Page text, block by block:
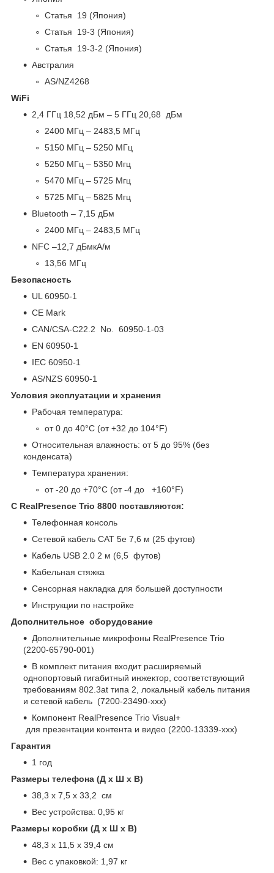
Статья 19 (Япония)
Статья 19-3 (Япония)
Статья 19-3-2 (Япония)
Австралия
AS/NZ4268
WiFi
2,4 ГГц 18,52 дБм – 5 ГГц 20,68 дБм
2400 МГц – 2483,5 МГц
5150 МГц – 5250 МГц
5250 МГц – 5350 Мгц
5470 МГц – 5725 Мгц
5725 МГц – 5825 Мгц
Bluetooth – 7,15 дБм
2400 МГц – 2483,5 МГц
NFC –12,7 дБмкА/м
13,56 МГц
Безопасность
UL 60950-1
CE Mark
CAN/CSA-C22.2 No. 60950-1-03
EN 60950-1
IEC 60950-1
AS/NZS 60950-1
Условия эксплуатации и хранения
Рабочая температура:
от 0 до 40°C (от +32 до 104°F)
Относительная влажность: от 5 до 95% (без
конденсата)
Температура хранения:
от -20 до +70°C (от -4 до +160°F)
С RealPresence Trio 8800 поставляются:
Телефонная консоль
Сетевой кабель CAT 5e 7,6 м (25 футов)
Кабель USB 2.0 2 м (6,5 футов)
Кабельная стяжка
Сенсорная накладка для большей доступности
Инструкции по настройке
Дополнительное оборудование
Дополнительные микрофоны RealPresence Trio
(2200-65790-001)
В комплект питания входит расширяемый
однопортовый гигабитный инжектор, соответствующий
требованиям 802.3at типа 2, локальный кабель питания
и сетевой кабель (7200-23490-xxx)
Компонент RealPresence Trio Visual+
для презентации контента и видео (2200-13339-xxx)
Гарантия
1 год
Размеры телефона (Д x Ш x В)
38,3 x 7,5 x 33,2 см
Вес устройства: 0,95 кг
Размеры коробки (Д x Ш x В)
48,3 x 11,5 x 39,4 см
Вес с упаковкой: 1,97 кг